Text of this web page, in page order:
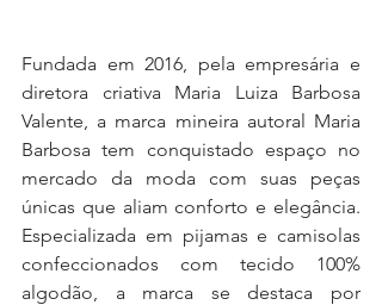
Fundada em 2016, pela empresária e
diretora criativa Maria Luiza Barbosa
Valente, a marca mineira autoral Maria
Barbosa tem conquistado espaço no
mercado da moda com suas peças
únicas que aliam conforto e elegância.
Especializada em pijamas e camisolas
confeccionados com tecido 100%
algodão, a marca se destaca por